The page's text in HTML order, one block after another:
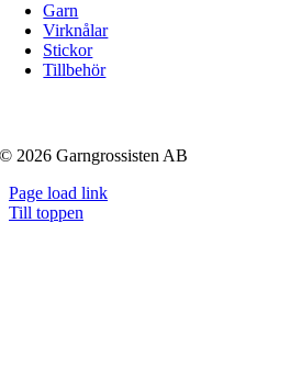
Garn
Virknålar
Stickor
Tillbehör
© 2026 Garngrossisten AB
Page load link
Till toppen